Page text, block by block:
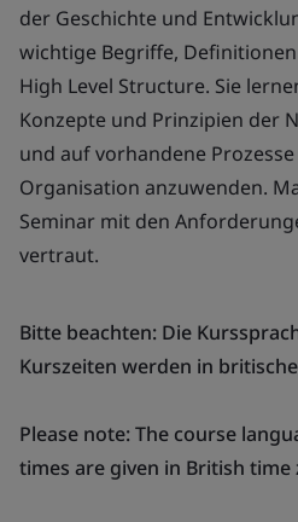
der Geschichte und
wichtige Begriffe,
High Level Structure. Sie
Konzepte und Prinzipien der
und auf vorhandene
Organisation anzuwenden.
Seminar mit den
vertraut.
Bitte beachten: Die
Kurszeiten werden in
Please note: The course
times are given in British time